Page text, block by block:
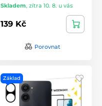
Skladem, zítra 10. 8. u vás
139 Kč
Porovnat
Základ